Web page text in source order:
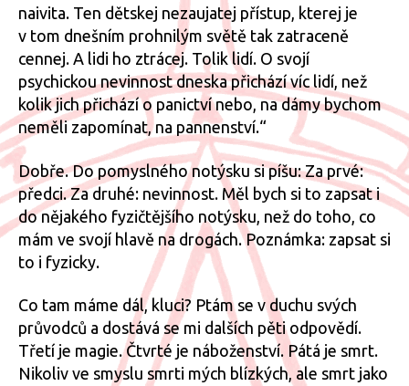
naivita. Ten dětskej nezaujatej přístup, kterej je
v tom dnešním prohnilým světě tak zatraceně
cennej. A lidi ho ztrácej. Tolik lidí. O svojí
psychickou nevinnost dneska přichází víc lidí, než
kolik jich přichází o panictví nebo, na dámy bychom
neměli zapomínat, na pannenství.“
Dobře. Do pomyslného notýsku si píšu: Za prvé:
předci. Za druhé: nevinnost. Měl bych si to zapsat i
do nějakého fyzičtějšího notýsku, než do toho, co
mám ve svojí hlavě na drogách. Poznámka: zapsat si
to i fyzicky.
Co tam máme dál, kluci? Ptám se v duchu svých
průvodců a dostává se mi dalších pěti odpovědí.
Třetí je magie. Čtvrté je náboženství. Pátá je smrt.
Nikoliv ve smyslu smrti mých blízkých, ale smrt jako